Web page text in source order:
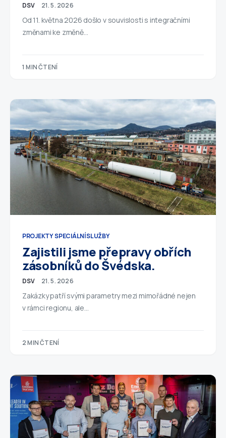
DSV 21. 5. 2026
Od 11. května 2026 došlo v souvislosti s integračními
změnami ke změně…
1 MIN ČTENÍ
PROJEKTY SPECIÁLNÍ SLUŽBY
Zajistili jsme přepravy obřích
zásobníků do Švédska.
DSV 21. 5. 2026
Zakázky patří svými parametry mezi mimořádné nejen
v rámci regionu, ale…
2 MIN ČTENÍ